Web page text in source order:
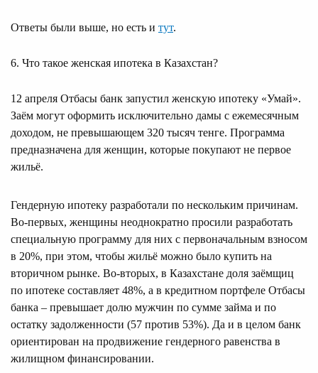
Ответы были выше, но есть и тут.
6. Что такое женская ипотека в Казахстан?
12 апреля Отбасы банк запустил женскую ипотеку «Умай».
Заём могут оформить исключительно дамы с ежемесячным
доходом, не превышающем 320 тысяч тенге. Программа
предназначена для женщин, которые покупают не первое
жильё.
Гендерную ипотеку разработали по нескольким причинам.
Во-первых, женщины неоднократно просили разработать
специальную программу для них с первоначальным взносом
в 20%, при этом, чтобы жильё можно было купить на
вторичном рынке. Во-вторых, в Казахстане доля заёмщиц
по ипотеке составляет 48%, а в кредитном портфеле Отбасы
банка – превышает долю мужчин по сумме займа и по
остатку задолженности (57 против 53%). Да и в целом банк
ориентирован на продвижение гендерного равенства в
жилищном финансировании.